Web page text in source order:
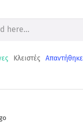
Κλειστές Απαντήθηκε